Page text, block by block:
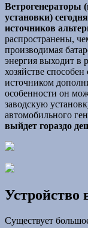
Ветрогенераторы
установки)
источников
распространены,
производимая
энергия выходит в
хозяйстве
источником
особенности он
заводскую
автомобильного
выйдет гораздо
Устройство
Существует